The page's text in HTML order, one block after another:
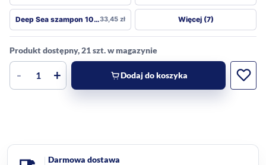
Deep Sea szampon 1000 ml33,45 zł Więcej (7)
Produkt dostępny, 21 szt. w magazynie
- + Dodaj do koszyka
Darmowa dostawa